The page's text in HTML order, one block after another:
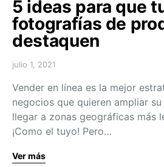
5 ideas para que
fotografías de
destaquen
julio 1, 2021
Vender en línea es la mejor
negocios que quieren ampliar
llegar a zonas geográficas más
¡Como el tuyo! Pero…
Ver más